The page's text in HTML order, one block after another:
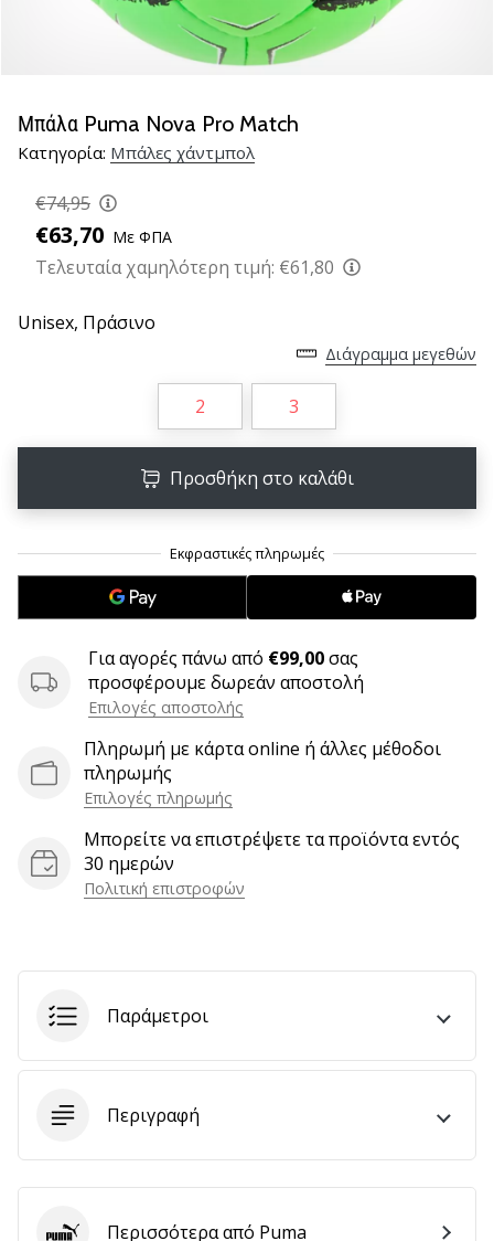
Accelerate
SQD
Ανακάλυψε
τις
τεχνικές
και
μάθε
6 λεπτά ανάγνωσης
μάρκας
χάντμπολ
μας
του
χάντμπολ
Γίνε
πρεσβευτής/
πρέσβειρα
μας
Εμφάνιση
των
Μπάλα Puma Nova Pro Match
Κατηγορία: Μπάλες χάντμπολ
€74,95
€63,70 Με ΦΠΑ
Τελευταία χαμηλότερη τιμή: €61,80
Unisex, Πράσινο
Διάγραμμα μεγεθών
2 3
Προσθήκη στο καλάθι
Για αγορές πάνω από €99,00σας
προσφέρουμε δωρεάν αποστολή
Επιλογές αποστολής
Πληρωμή με κάρτα online ή άλλες μέθοδοι
πληρωμής
Επιλογές πληρωμής
Μπορείτε να επιστρέψετε τα προϊόντα εντός
30 ημερών
Πολιτική επιστροφών
Παράμετροι
Περιγραφή
Περισσότερα από Puma